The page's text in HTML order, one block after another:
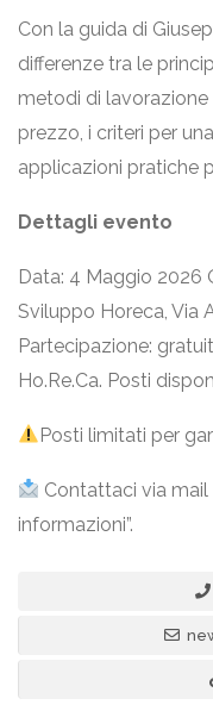
Con la guida di
differenze tra le
metodi di
prezzo, i criteri per
applicazioni pratiche
Dettagli evento
Data: 4 Maggio 2026
Sviluppo Horeca, Via
Partecipazione:
Ho.Re.Ca. Posti
Posti limitati per
Contattaci via mail
informazioni”.